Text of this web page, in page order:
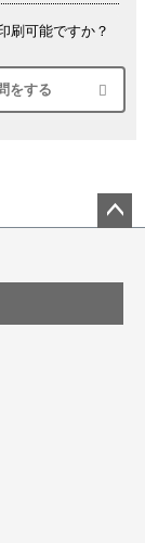
刷可能ですか？
するときの設定
ますか
すか？
ますか？
をする
ップ